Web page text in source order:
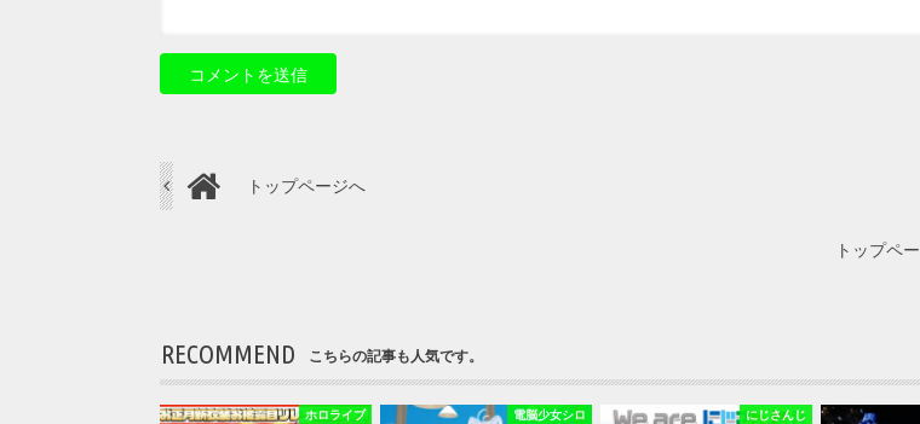
トップページへ
トップペ
RECOMMEND こちらの記事も人気です。
ホロライブ 電脳少女シロ にじさんじ